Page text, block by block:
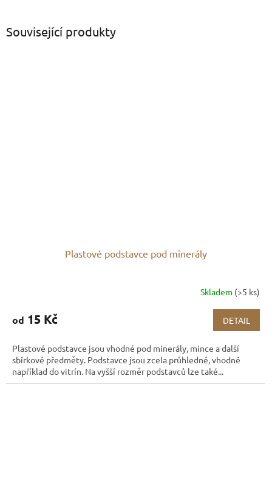
Související produkty
Plastové podstavce pod minerály
Skladem (>5 ks)
od 15 Kč DETAIL
Plastové podstavce jsou vhodné pod minerály, mince a další
sbírkové předměty. Podstavce jsou zcela průhledné, vhodné
například do vitrín. Na vyšší rozměr podstavců lze také...